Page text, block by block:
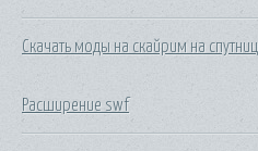
Скачать моды на скайрим на спутниц
Расширение swf